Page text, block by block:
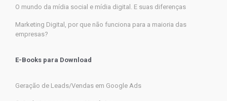
O mundo da mídia social e mídia digital. E suas diferenças
Marketing Digital, por que não funciona para a maioria das
empresas?
E-Books para Download
Geração de Leads/Vendas em Google Ads